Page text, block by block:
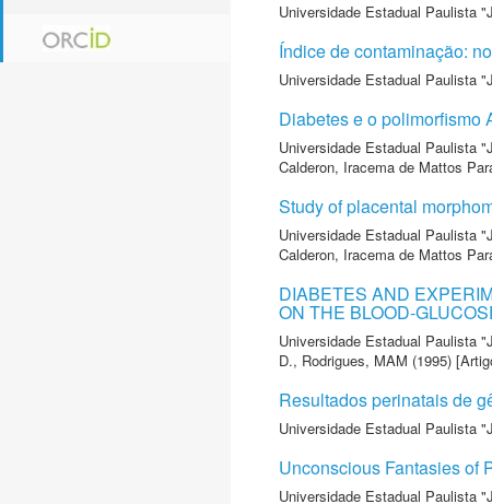
Universidade Estadual Paulista
Índice de contaminação:
Universidade Estadual Paulista
Diabetes e o polimorfismo
Universidade Estadual Paulista
Calderon, Iracema de Mattos
Study of placental
Universidade Estadual Paulista
Calderon, Iracema de Mattos
DIABETES AND
ON THE BLOOD-
Universidade Estadual Paulista
D., Rodrigues, MAM (1995)
Resultados perinatais de
Universidade Estadual Paulista
Unconscious Fantasies of
Universidade Estadual Paulista